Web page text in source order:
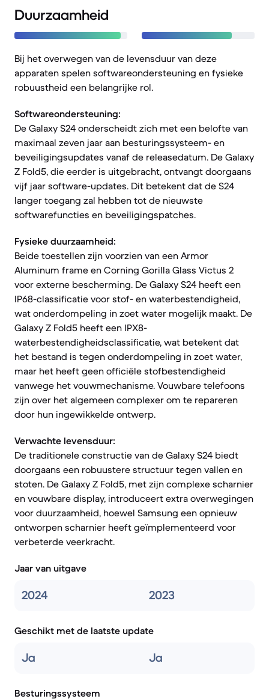
Duurzaamheid
Bij het overwegen van de levensduur van deze
apparaten spelen softwareondersteuning en fysieke
robuustheid een belangrijke rol.
Softwareondersteuning:
De Galaxy S24 onderscheidt zich met een belofte van
maximaal zeven jaar aan besturingssysteem- en
beveiligingsupdates vanaf de releasedatum. De Galaxy
Z Fold5, die eerder is uitgebracht, ontvangt doorgaans
vijf jaar software-updates. Dit betekent dat de S24
langer toegang zal hebben tot de nieuwste
softwarefuncties en beveiligingspatches.
Fysieke duurzaamheid:
Beide toestellen zijn voorzien van een Armor
Aluminum frame en Corning Gorilla Glass Victus 2
voor externe bescherming. De Galaxy S24 heeft een
IP68-classificatie voor stof- en waterbestendigheid,
wat onderdompeling in zoet water mogelijk maakt. De
Galaxy Z Fold5 heeft een IPX8-
waterbestendigheidsclassificatie, wat betekent dat
het bestand is tegen onderdompeling in zoet water,
maar het heeft geen officiële stofbestendigheid
vanwege het vouwmechanisme. Vouwbare telefoons
zijn over het algemeen complexer om te repareren
door hun ingewikkelde ontwerp.
Verwachte levensduur:
De traditionele constructie van de Galaxy S24 biedt
doorgaans een robuustere structuur tegen vallen en
stoten. De Galaxy Z Fold5, met zijn complexe scharnier
en vouwbare display, introduceert extra overwegingen
voor duurzaamheid, hoewel Samsung een opnieuw
ontworpen scharnier heeft geïmplementeerd voor
verbeterde veerkracht.
Jaar van uitgave
2024 2023
Geschikt met de laatste update
Ja Ja
Besturingssysteem